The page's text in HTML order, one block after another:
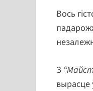
Вось
З
вырасце